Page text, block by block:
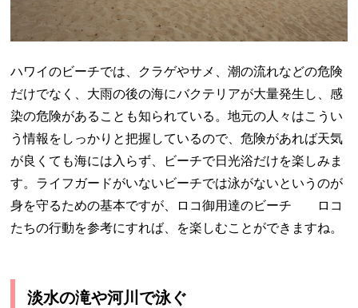
ハワイのビーチでは、クラゲやサメ、潮の流れなどの危険
だけでなく、大雨の後の海にバクテリアが大量発生し、感
染の危険があることも知られている。地元の人々はこうい
う情報をしっかりと把握しているので、危険があれば天気
が良くても海には入らず、ビーチで日光浴だけを楽しみま
す。ライフガードがいないビーチでは泳がないというのが
身を守るための基本ですが、ロコ御用達のビーチ ロコ
たちの行動を参考にすれば、を楽しむことができますね。
淡水の滝や河川で泳ぐ